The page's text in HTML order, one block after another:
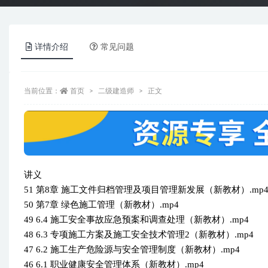
详情介绍 常见问题
当前位置： 首页 二级建造师 正文
讲义
51 第8章 施工文件归档管理及项目管理新发展（新教材）.mp4
50 第7章 绿色施工管理（新教材）.mp4
49 6.4 施工安全事故应急预案和调查处理（新教材）.mp4
48 6.3 专项施工方案及施工安全技术管理2（新教材）.mp4
47 6.2 施工生产危险源与安全管理制度（新教材）.mp4
46 6.1 职业健康安全管理体系（新教材）.mp4